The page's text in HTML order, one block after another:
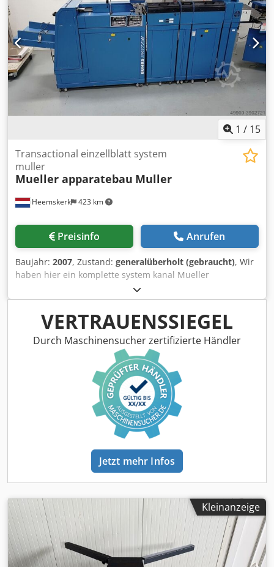
1 / 15
Heemskerk 423 km
Transactional einzellblatt system
muller
Mueller apparatebau Muller
Preisinfo Anrufen
Baujahr: 2007, Zustand: generalüberholt (gebraucht), Wir
haben hier ein komplette system kanal Mueller
apparatebau verfuegbar. Diese system kanal wird A4
dokumenten einziehen - lesung von lesekode - sammeln -
falzen und Ist fertig fuer installation an einen Buhrs ITM
kuvertiersystem aber mann kann diese auch stand-alone
benutzen und/oder an ein andere maschine installieren.
Dedpfx Aned Ddkbemjck
VERTRAUENSSIEGEL
Durch Maschinensucher zertifizierte Händler
Jetzt mehr Infos
Kleinanzeige